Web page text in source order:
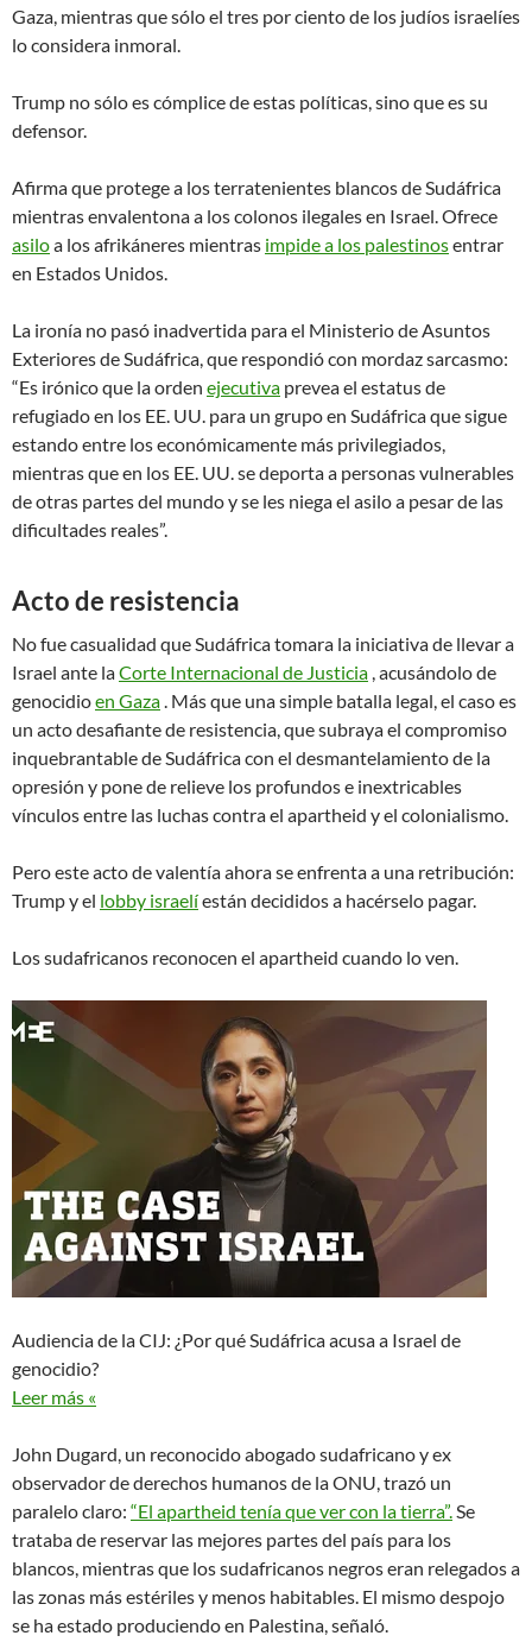
Gaza, mientras que sólo el tres por ciento de los judíos israelíes
lo considera inmoral.
Trump no sólo es cómplice de estas políticas, sino que es su
defensor.
Afirma que protege a los terratenientes blancos de Sudáfrica
mientras envalentona a los colonos ilegales en Israel. Ofrece
asiloa los afrikáneres mientras impide a los palestinosentrar
en Estados Unidos.
La ironía no pasó inadvertida para el Ministerio de Asuntos
Exteriores de Sudáfrica, que respondió con mordaz sarcasmo:
“Es irónico que la orden ejecutiva prevea el estatus de
refugiado en los EE. UU. para un grupo en Sudáfrica que sigue
estando entre los económicamente más privilegiados,
mientras que en los EE. UU. se deporta a personas vulnerables
de otras partes del mundo y se les niega el asilo a pesar de las
dificultades reales”.
Acto de resistencia
No fue casualidad que Sudáfrica tomara la iniciativa de llevar a
Israel ante laCorte Internacional de Justicia , acusándolo de
genocidioen Gaza. Más que una simple batalla legal, el caso es
un acto desafiante de resistencia, que subraya el compromiso
inquebrantable de Sudáfrica con el desmantelamiento de la
opresión y pone de relieve los profundos e inextricables
vínculos entre las luchas contra el apartheid y el colonialismo.
Pero este acto de valentía ahora se enfrenta a una retribución:
Trump y el lobby israelíestán decididos a hacérselo pagar.
Los sudafricanos reconocen el apartheid cuando lo ven.
Audiencia de la CIJ: ¿Por qué Sudáfrica acusa a Israel de
genocidio?
Leer más «
John Dugard, un reconocido abogado sudafricano y ex
observador de derechos humanos de la ONU, trazó un
paralelo claro: “El apartheid tenía que ver con la tierra”.Se
trataba de reservar las mejores partes del país para los
blancos, mientras que los sudafricanos negros eran relegados a
las zonas más estériles y menos habitables. El mismo despojo
se ha estado produciendo en Palestina, señaló.